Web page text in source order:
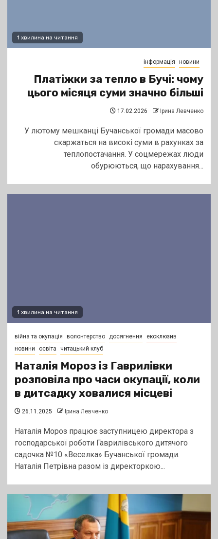
1 хвилина на читання
інформація новини
Платіжки за тепло в Бучі: чому
цього місяця суми значно більші
17.02.2026 Ірина Левченко
У лютому мешканці Бучанської громади масово
скаржаться на високі суми в рахунках за
теплопостачання. У соцмережах люди
обурюються, що нарахування...
1 хвилина на читання
війна та окупація волонтерство досягнення
ексклюзив
новини
освіта читацький клуб
Наталія Мороз із Гаврилівки
розповіла про часи окупації, коли
в дитсадку ховалися місцеві
26.11.2025 Ірина Левченко
Наталія Мороз працює заступницею директора з
господарської роботи Гаврилівського дитячого
садочка №10 «Веселка» Бучанської громади.
Наталія Петрівна разом із директоркою...